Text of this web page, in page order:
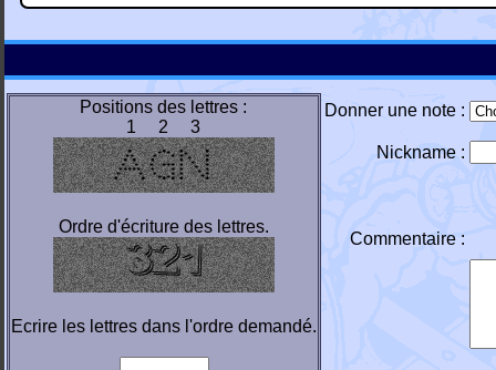
Positions des lettres :
1 2 3
Ordre d'écriture des lettres.
Ecrire les lettres dans l'ordre demandé.
Donner une note :
Nickname :
Commentaire :